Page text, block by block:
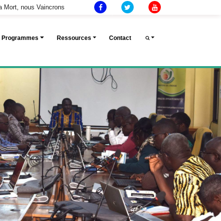
Mort, nous Vaincrons
Programmes Ressources Contact
Next